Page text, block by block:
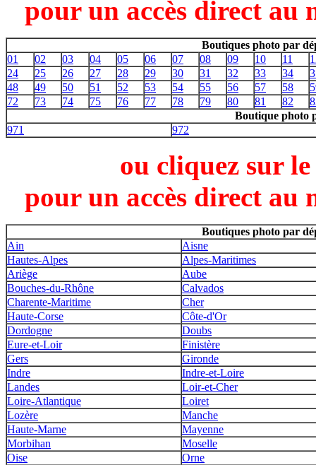
pour un accès direct au
Boutiques photo par
01
02 03 04 05 06 07 08 09 10 11
24
25 26 27 28 29 30 31 32 33 34
48
49 50 51 52 53 54 55 56 57 58
72
73 74 75 76 77 78 79 80 81 82
Boutique photo
971
972
ou cliquez sur
pour un accès direct au
Boutiques photo par
Ain
Aisne
Hautes-Alpes
Alpes-Maritimes
Ariège
Aube
Bouches-du-Rhône
Calvados
Charente-Maritime
Cher
Haute-Corse
Côte-d'Or
Dordogne
Doubs
Eure-et-Loir
Finistère
Gers
Gironde
Indre
Indre-et-Loire
Landes
Loir-et-Cher
Loire-Atlantique
Loiret
Lozère
Manche
Haute-Marne
Mayenne
Morbihan
Moselle
Oise
Orne